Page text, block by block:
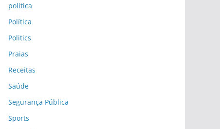
politica
Política
Politics
Praias
Receitas
Saúde
Segurança Pública
Sports